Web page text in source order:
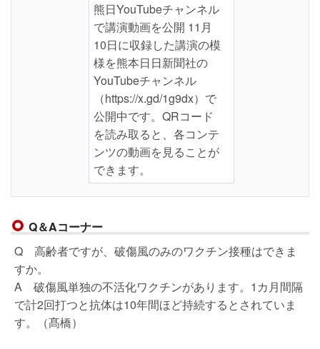
熊日YouTubeチャンネル
で講演動画を公開 11月
10日に収録した講演の模
様を熊本日日新聞社の
YouTubeチャンネル
（https://x.gd/1g9dx）で
公開中です。QRコード
を読み取ると、各コンテ
ンツの動画を見ることが
できます。
Q＆Aコーナー
Q 高齢者ですが、破傷風のみのワクチン接種はできま
すか。
A 破傷風単独の不活化ワクチンがあります。1カ月間隔
で計2回打つと抗体は10年間ほど持続するとされていま
す。（髙橋）